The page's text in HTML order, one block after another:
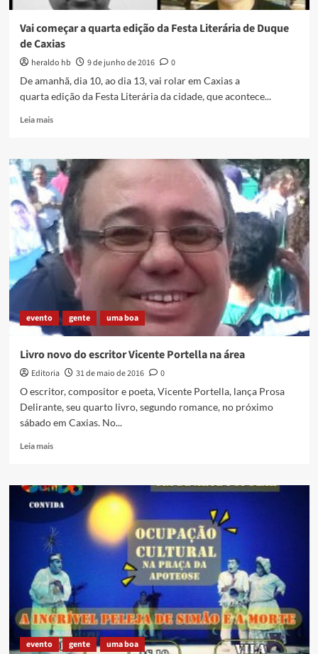
Vai começar a quarta edição da Festa Literária de Duque
de Caxias
heraldo hb 9 de junho de 2016
0
De amanhã, dia 10, ao dia 13, vai rolar em Caxias a
quarta edição da Festa Literária da cidade, que acontece...
Leia maisRead
Vai
começar
a
quarta
edição
da
Festa
Literária
de
Duque
evento gente uma boa
Livro novo do escritor Vicente Portella na área
Editoria 31 de maio de 2016
0
O escritor, compositor e poeta, Vicente Portella, lança Prosa
Delirante, seu quarto livro, segundo romance, no próximo
sábado em Caxias. No...
Leia maisRead
Livro
novo
do
escritor
Vicente
Portella
na
área
evento gente uma boa